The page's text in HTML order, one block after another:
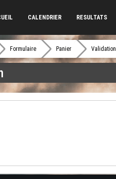
CALENDRIER RESULTATS
Formulaire Panier Validation